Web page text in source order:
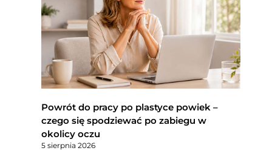
Powrót do pracy po plastyce powiek –
czego się spodziewać po zabiegu w
okolicy oczu
5 sierpnia 2026